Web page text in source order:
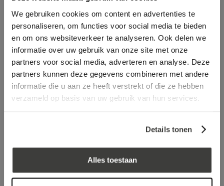
We gebruiken cookies om content en advertenties te
personaliseren, om functies voor social media te bieden
en om ons websiteverkeer te analyseren. Ook delen we
informatie over uw gebruik van onze site met onze
partners voor social media, adverteren en analyse. Deze
partners kunnen deze gegevens combineren met andere
informatie die u aan ze heeft verstrekt of die ze hebben
verzameld op basis van uw gebruik van hun services.
Details tonen
Alles toestaan
Bovenkap t.b.v. Anjo Ventilatie
Bezorgd op werkdagen binnen 48 uur